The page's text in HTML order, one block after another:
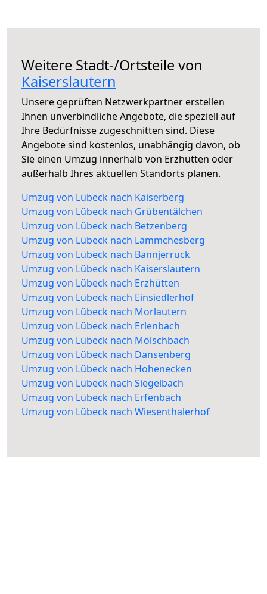
Weitere Stadt-/Ortsteile von
Kaiserslautern
Unsere geprüften Netzwerkpartner erstellen
Ihnen unverbindliche Angebote, die speziell auf
Ihre Bedürfnisse zugeschnitten sind. Diese
Angebote sind kostenlos, unabhängig davon, ob
Sie einen Umzug innerhalb von Erzhütten oder
außerhalb Ihres aktuellen Standorts planen.
Umzug von Lübeck nach Kaiserberg
Umzug von Lübeck nach Grübentälchen
Umzug von Lübeck nach Betzenberg
Umzug von Lübeck nach Lämmchesberg
Umzug von Lübeck nach Bännjerrück
Umzug von Lübeck nach Kaiserslautern
Umzug von Lübeck nach Erzhütten
Umzug von Lübeck nach Einsiedlerhof
Umzug von Lübeck nach Morlautern
Umzug von Lübeck nach Erlenbach
Umzug von Lübeck nach Mölschbach
Umzug von Lübeck nach Dansenberg
Umzug von Lübeck nach Hohenecken
Umzug von Lübeck nach Siegelbach
Umzug von Lübeck nach Erfenbach
Umzug von Lübeck nach Wiesenthalerhof